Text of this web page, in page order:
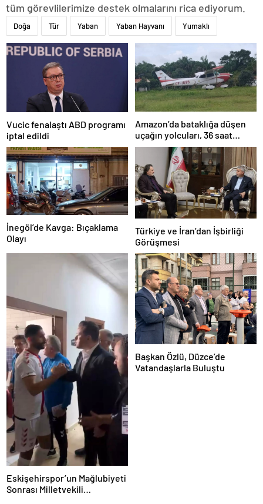
tüm görevlilerimize destek olmalarını rica ediyorum.
Doğa Tür Yaban Yaban Hayvanı Yumaklı
Vucic fenalaştı ABD programı
iptal edildi
Amazon’da bataklığa düşen
uçağın yolcuları, 36 saat
kurtarılmayı bekledi
İnegöl’de Kavga: Bıçaklama
Olayı
Türkiye ve İran’dan İşbirliği
Görüşmesi
Eskişehirspor’un Mağlubiyeti
Sonrası Milletvekili
Başkan Özlü, Düzce’de
Vatandaşlarla Buluştu